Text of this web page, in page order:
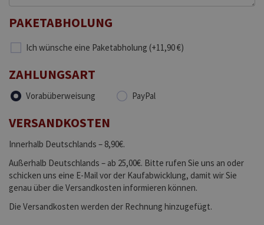
PAKETABHOLUNG
Ich wünsche eine Paketabholung (+11,90 €)
ZAHLUNGSART
Vorabüberweisung PayPal
VERSANDKOSTEN
Innerhalb Deutschlands – 8,90€.
Außerhalb Deutschlands – ab 25,00€. Bitte rufen Sie uns an oder
schicken uns eine E-Mail vor der Kaufabwicklung, damit wir Sie
genau über die Versandkosten informieren können.
Die Versandkosten werden der Rechnung hinzugefügt.